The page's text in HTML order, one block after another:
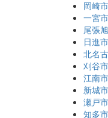
岡崎市
一宮市
尾張
日進市
北名
刈谷市
江南市
新城市
瀬戸市
知多市